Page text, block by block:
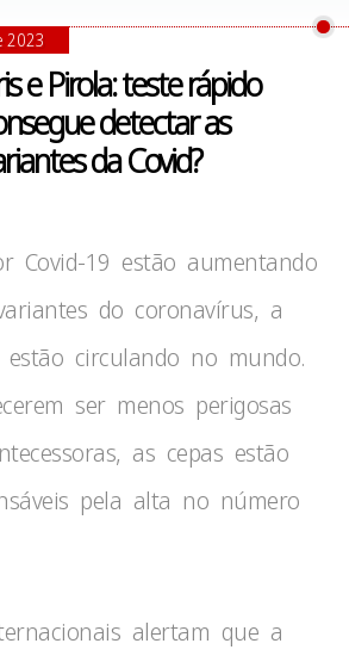
e Pirola: teste rápido
detectar as
da Covid?
2023
Covid-19 estão aumentando
do coronavírus, a
circulando no mundo.
ser menos perigosas
as cepas estão
pela alta no número
alertam que a